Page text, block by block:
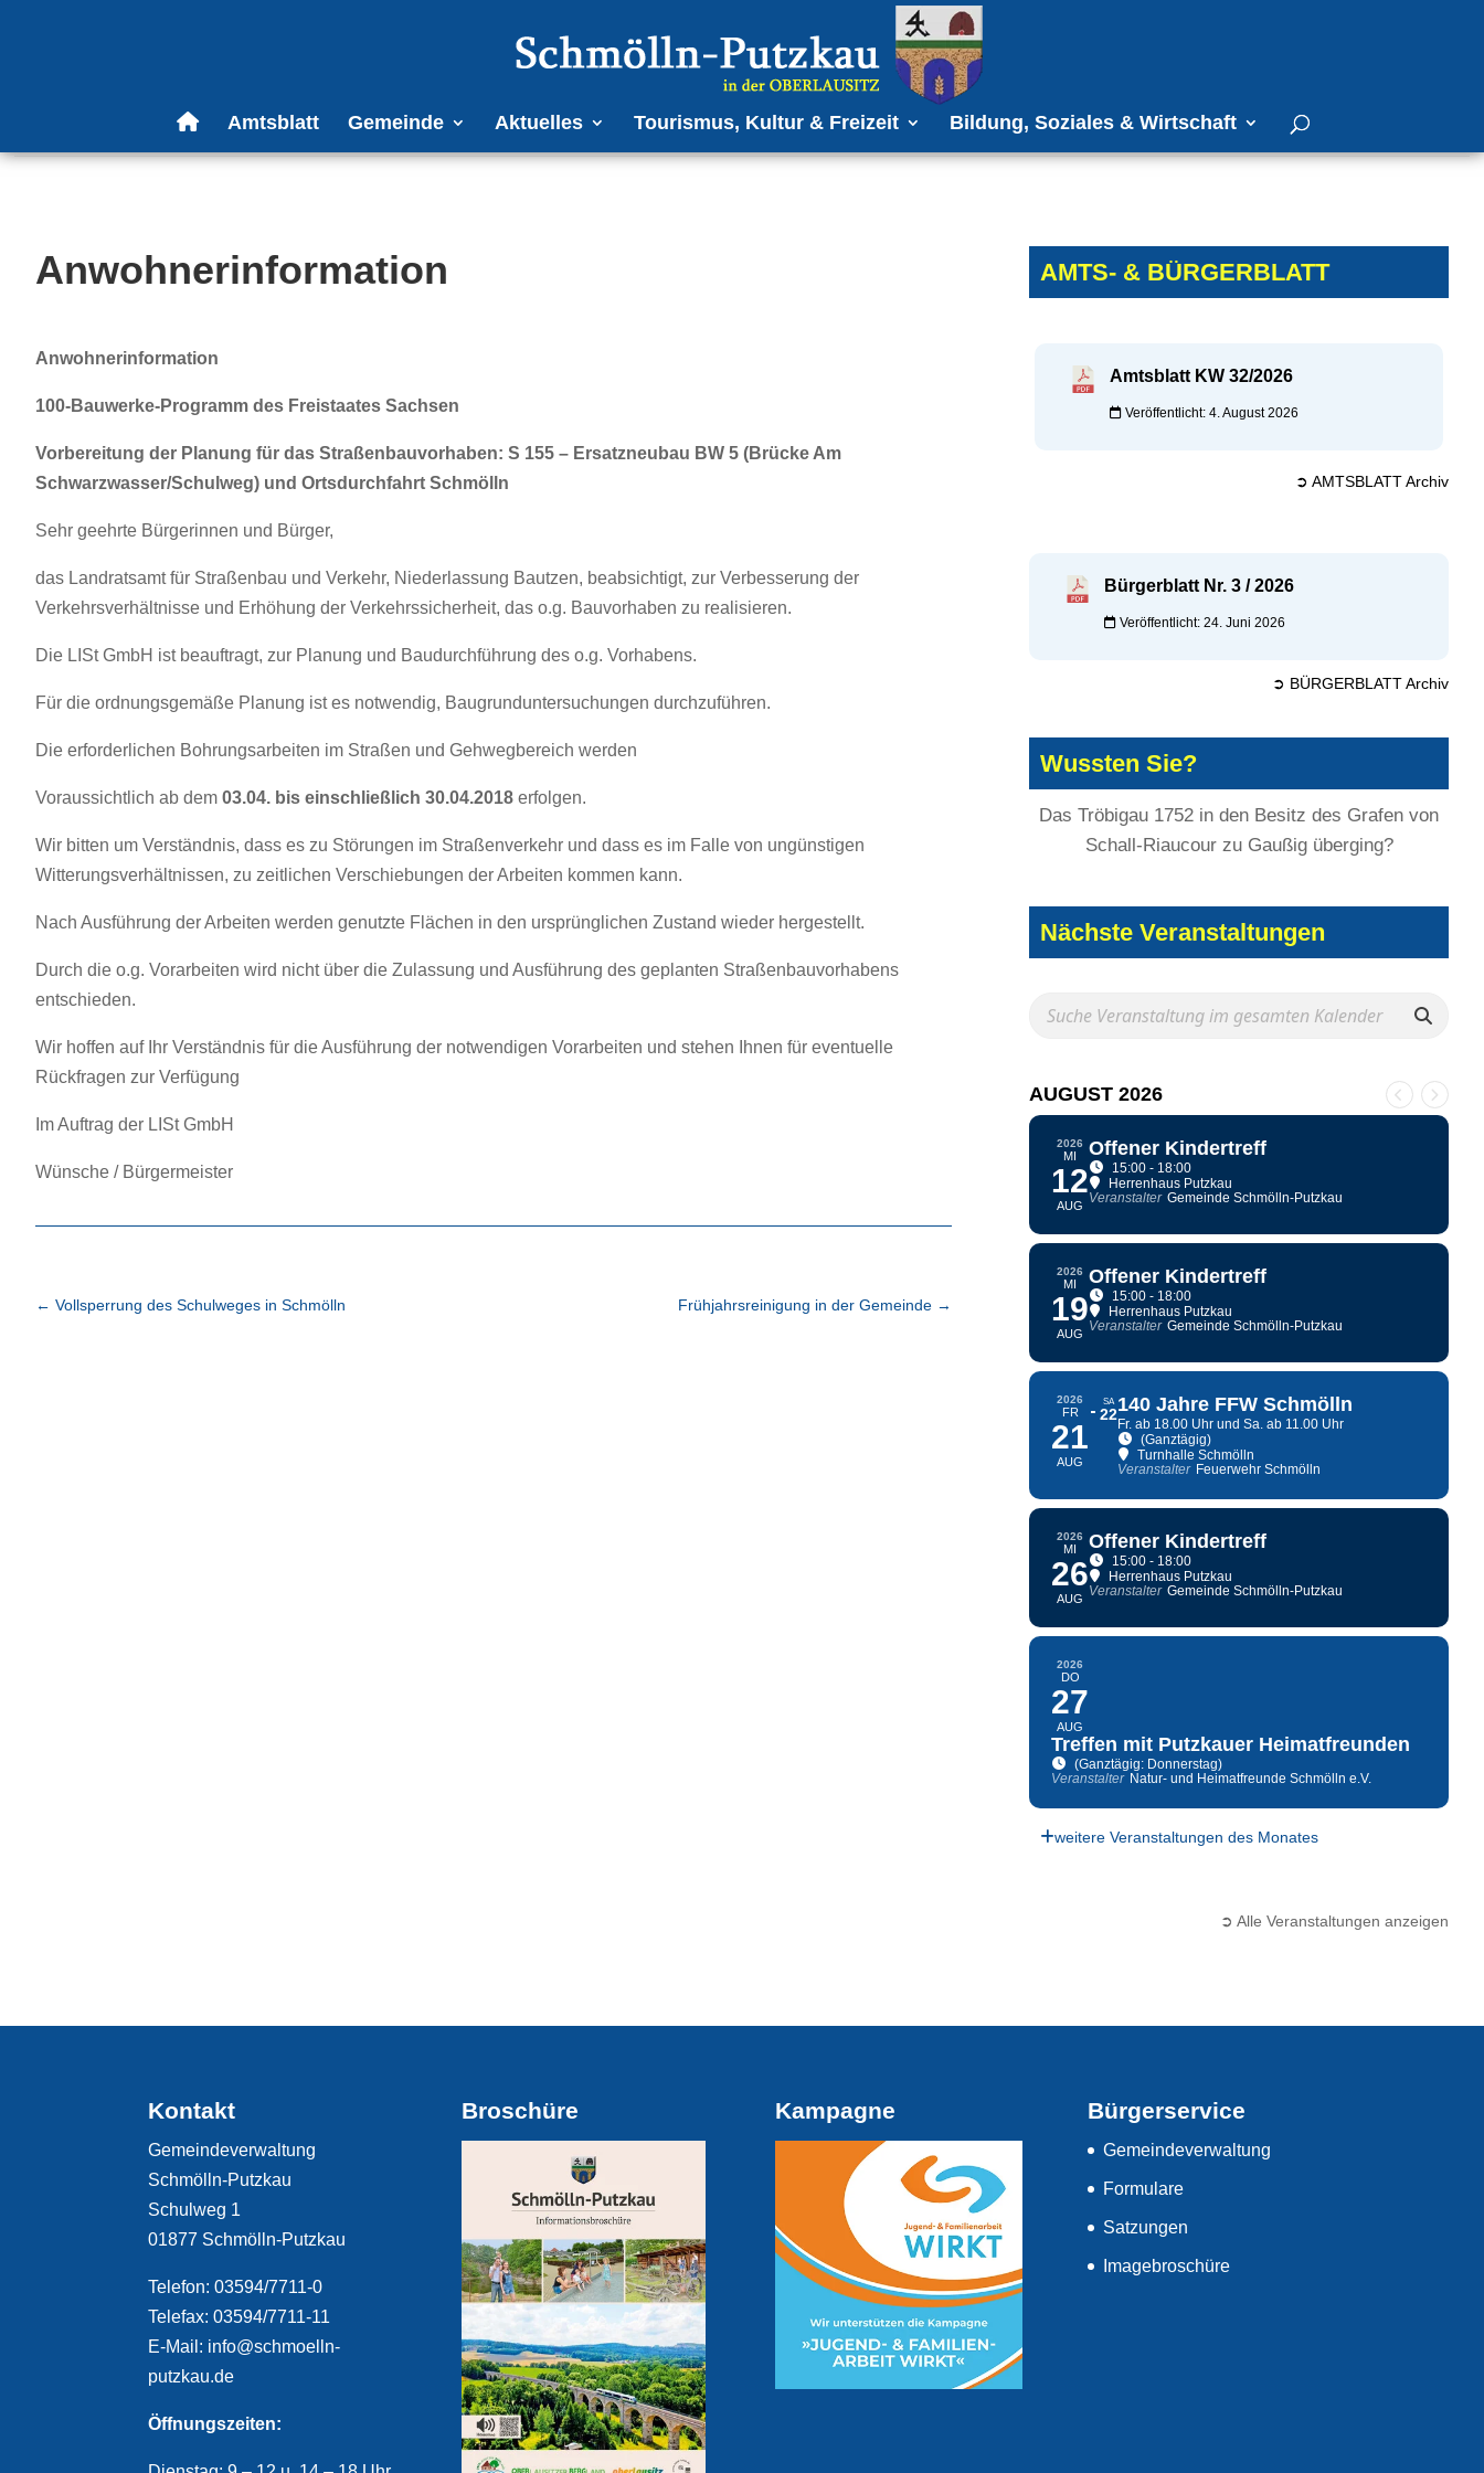
Amtsblatt Gemeinde Aktuelles Tourismus, Kultur & Freizeit Bildung, Soziales & Wirtschaft
Anwohnerinformation
Anwohnerinformation
100-Bauwerke-Programm des Freistaates Sachsen
Vorbereitung der Planung für das Straßenbauvorhaben: S 155 – Ersatzneubau BW 5 (Brücke Am
Schwarzwasser/Schulweg) und Ortsdurchfahrt Schmölln
Sehr geehrte Bürgerinnen und Bürger,
das Landratsamt für Straßenbau und Verkehr, Niederlassung Bautzen, beabsichtigt, zur Verbesserung der
Verkehrsverhältnisse und Erhöhung der Verkehrssicherheit, das o.g. Bauvorhaben zu realisieren.
Die LISt GmbH ist beauftragt, zur Planung und Baudurchführung des o.g. Vorhabens.
Für die ordnungsgemäße Planung ist es notwendig, Baugrunduntersuchungen durchzuführen.
Die erforderlichen Bohrungsarbeiten im Straßen und Gehwegbereich werden
Voraussichtlich ab dem 03.04. bis einschließlich 30.04.2018 erfolgen.
Wir bitten um Verständnis, dass es zu Störungen im Straßenverkehr und dass es im Falle von ungünstigen
Witterungsverhältnissen, zu zeitlichen Verschiebungen der Arbeiten kommen kann.
Nach Ausführung der Arbeiten werden genutzte Flächen in den ursprünglichen Zustand wieder hergestellt.
Durch die o.g. Vorarbeiten wird nicht über die Zulassung und Ausführung des geplanten Straßenbauvorhabens
entschieden.
Wir hoffen auf Ihr Verständnis für die Ausführung der notwendigen Vorarbeiten und stehen Ihnen für eventuelle
Rückfragen zur Verfügung
Im Auftrag der LISt GmbH
Wünsche / Bürgermeister
← Vollsperrung des Schulweges in Schmölln Frühjahrsreinigung in der Gemeinde→
AMTS- & BÜRGERBLATT
Amtsblatt KW 32/2026
Veröffentlicht: 4. August 2026
➲ AMTSBLATT Archiv
Bürgerblatt Nr. 3 / 2026
Veröffentlicht: 24. Juni 2026
➲ BÜRGERBLATT Archiv
Wussten Sie?
Das Tröbigau 1752 in den Besitz des Grafen von
Schall-Riaucour zu Gaußig überging?
Nächste Veranstaltungen
AUGUST 2026
2026
MI
12
AUG
Offener Kindertreff
15:00 - 18:00
Herrenhaus Putzkau
Veranstalter Gemeinde Schmölln-Putzkau
2026
MI
19
AUG
Offener Kindertreff
15:00 - 18:00
Herrenhaus Putzkau
Veranstalter Gemeinde Schmölln-Putzkau
2026
FR
21
AUG
SA
22140 Jahre FFW Schmölln
Fr. ab 18.00 Uhr und Sa. ab 11.00 Uhr
(Ganztägig)
Turnhalle Schmölln
Veranstalter Feuerwehr Schmölln
2026
MI
26
AUG
Offener Kindertreff
15:00 - 18:00
Herrenhaus Putzkau
Veranstalter Gemeinde Schmölln-Putzkau
2026
DO
27
AUG
Treffen mit Putzkauer Heimatfreunden
(Ganztägig: Donnerstag)
Veranstalter Natur- und Heimatfreunde Schmölln e.V.
weitere Veranstaltungen des Monates
➲ Alle Veranstaltungen anzeigen
Kontakt
Gemeindeverwaltung
Schmölln-Putzkau
Schulweg 1
01877 Schmölln-Putzkau
Telefon: 03594/7711-0
Telefax: 03594/7711-11
E-Mail: info@schmoelln-
putzkau.de
Öffnungszeiten:
Broschüre Kampagne Bürgerservice
Gemeindeverwaltung
Formulare
Satzungen
Imagebroschüre